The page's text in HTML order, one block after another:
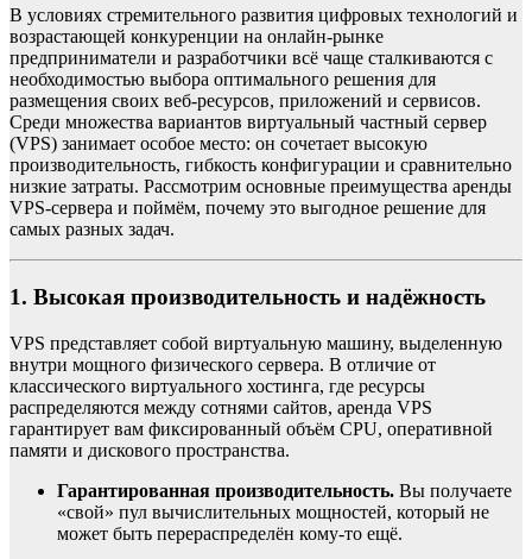
В условиях стремительного развития цифровых технологий и
возрастающей конкуренции на онлайн-рынке
предприниматели и разработчики всё чаще сталкиваются с
необходимостью выбора оптимального решения для
размещения своих веб-ресурсов, приложений и сервисов.
Среди множества вариантов виртуальный частный сервер
(VPS) занимает особое место: он сочетает высокую
производительность, гибкость конфигурации и сравнительно
низкие затраты. Рассмотрим основные преимущества аренды
VPS-сервера и поймём, почему это выгодное решение для
самых разных задач.
1. Высокая производительность и надёжность
VPS представляет собой виртуальную машину, выделенную
внутри мощного физического сервера. В отличие от
классического виртуального хостинга, где ресурсы
распределяются между сотнями сайтов, аренда VPS
гарантирует вам фиксированный объём CPU, оперативной
памяти и дискового пространства.
Гарантированная производительность. Вы получаете
«свой» пул вычислительных мощностей, который не
может быть перераспределён кому-то ещё.